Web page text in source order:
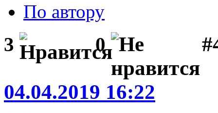
По автору
3 0
04.04.2019 16:22